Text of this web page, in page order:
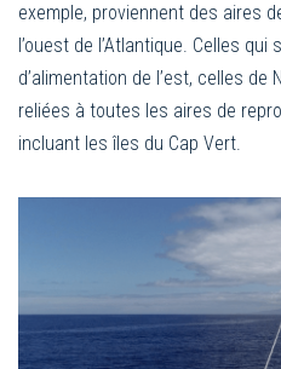
exemple, proviennent des aires
l’ouest de l’Atlantique. Celles
d’alimentation de l’est, celles de
reliées à toutes les aires de
incluant les îles du Cap Vert.